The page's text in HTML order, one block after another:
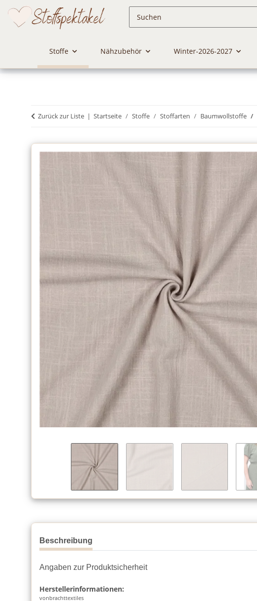
Stoffe Nähzubehör Winter-2026-2027
Zurück zur Liste Startseite Stoffe Stoffarten Baumwollstoffe
Beschreibung
Angaben zur Produktsicherheit
Herstellerinformationen:
vonbrachttextiles